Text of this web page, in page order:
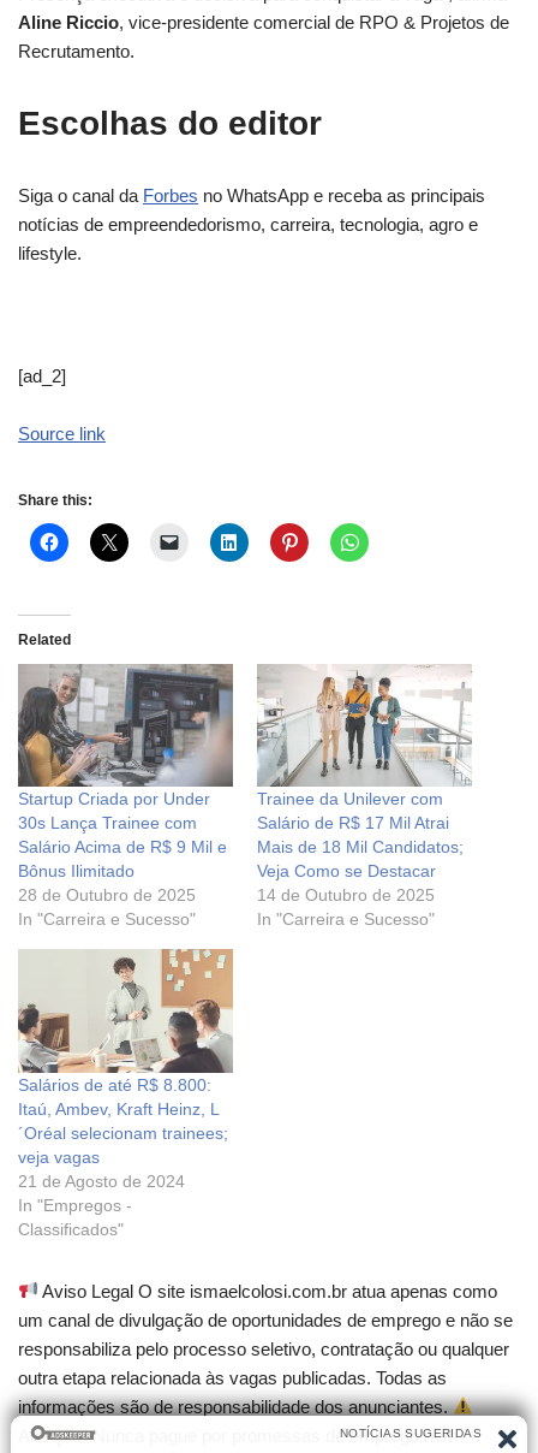
Aline Riccio, vice-presidente comercial de RPO & Projetos de
Recrutamento.
Escolhas do editor
Siga o canal da Forbes no WhatsApp e receba as principais
notícias de empreendedorismo, carreira, tecnologia, agro e
lifestyle.
[ad_2]
Source link
Share this:
Related
Startup Criada por Under
30s Lança Trainee com
Salário Acima de R$ 9 Mil e
Bônus Ilimitado
28 de Outubro de 2025
In "Carreira e Sucesso"
Trainee da Unilever com
Salário de R$ 17 Mil Atrai
Mais de 18 Mil Candidatos;
Veja Como se Destacar
14 de Outubro de 2025
In "Carreira e Sucesso"
Salários de até R$ 8.800:
Itaú, Ambev, Kraft Heinz, L
´Oréal selecionam trainees;
veja vagas
21 de Agosto de 2024
In "Empregos -
Classificados"
Aviso Legal O site ismaelcolosi.com.br atua apenas como
um canal de divulgação de oportunidades de emprego e não se
responsabiliza pelo processo seletivo, contratação ou qualquer
outra etapa relacionada às vagas publicadas. Todas as
informações são de responsabilidade dos anunciantes.
Atenção! Nunca pague por promessas de emprego nem